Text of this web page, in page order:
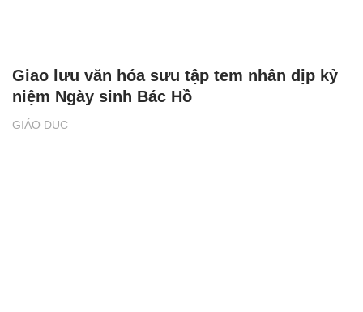
GIÁO DỤC
Giao lưu văn hóa sưu tập tem nhân dịp kỷ
niệm Ngày sinh Bác Hồ